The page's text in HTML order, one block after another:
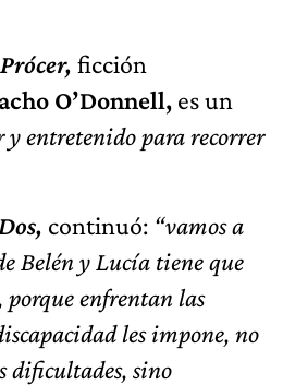
Prócer, ficción
O’Donnell, es un
entretenido para recorrer
continuó: “vamos a
Belén y Lucía tiene que
enfrentan las
les impone, no
dificultades, sino